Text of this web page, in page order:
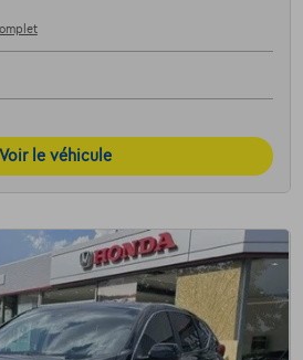
Voir le véhicule